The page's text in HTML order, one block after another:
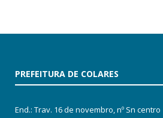
PREFEITURA DE COLARES
End.: Trav. 16 de novembro, nº Sn centro